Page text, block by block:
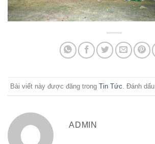
Bài viết này được đăng trong Tin Tức . Đánh dấu
ADMIN